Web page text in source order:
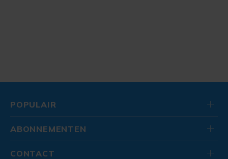
POPULAIR
ABONNEMENTEN
CONTACT